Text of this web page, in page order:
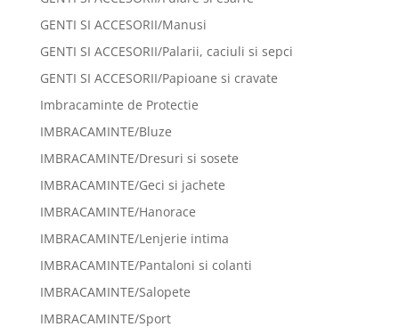
GENTI SI ACCESORII/Manusi
GENTI SI ACCESORII/Palarii, caciuli si sepci
GENTI SI ACCESORII/Papioane si cravate
Imbracaminte de Protectie
IMBRACAMINTE/Bluze
IMBRACAMINTE/Dresuri si sosete
IMBRACAMINTE/Geci si jachete
IMBRACAMINTE/Hanorace
IMBRACAMINTE/Lenjerie intima
IMBRACAMINTE/Pantaloni si colanti
IMBRACAMINTE/Salopete
IMBRACAMINTE/Sport